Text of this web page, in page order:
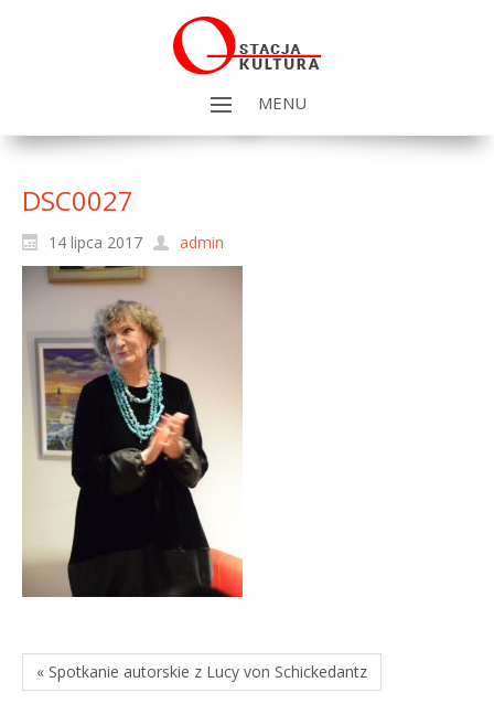
MENU
DSC0027
14 lipca 2017 admin
« Spotkanie autorskie z Lucy von Schickedantz